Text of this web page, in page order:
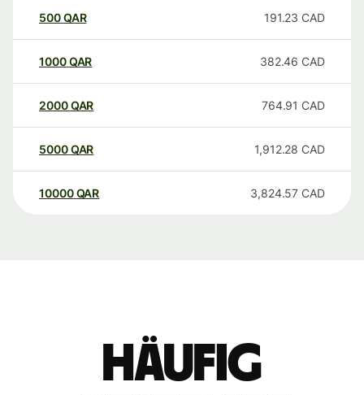
500QAR 191.23 CAD
1000QAR 382.46 CAD
2000QAR 764.91 CAD
5000QAR 1,912.28 CAD
10000 QAR 3,824.57 CAD
Häufig